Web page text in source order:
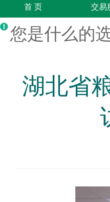
首 页 交易
您是什么的
湖北省